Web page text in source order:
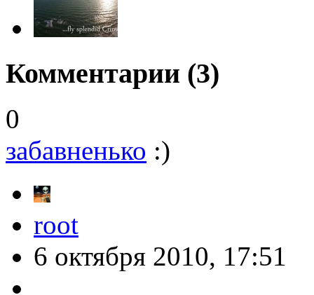
Комментарии (3)
0
забавненько :)
root
6 октября 2010, 17:51